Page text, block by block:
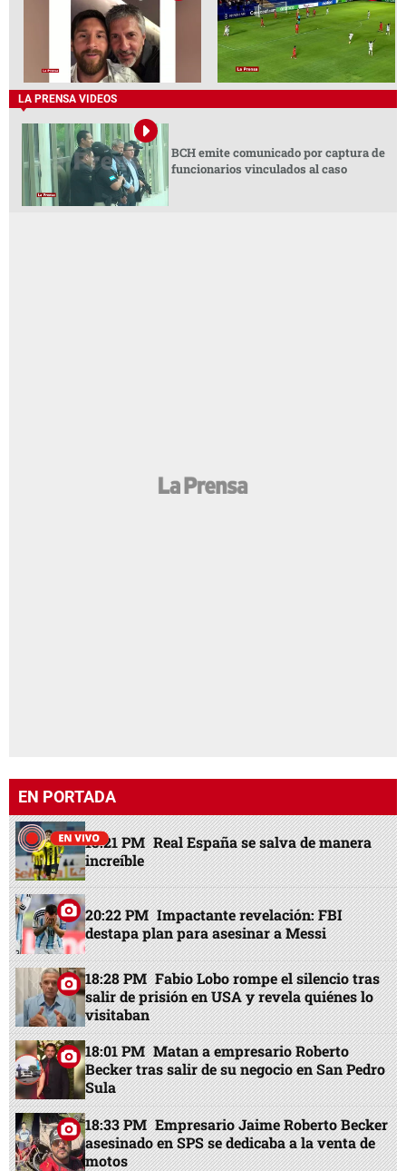
LA PRENSA VIDEOS
BCH emite comunicado por captura de
funcionarios vinculados al caso
EN PORTADA
15:21 PM Real España se salva de manera
increíble
20:22 PM Impactante revelación: FBI
destapa plan para asesinar a Messi
18:28 PM Fabio Lobo rompe el silencio tras
salir de prisión en USA y revela quiénes lo
visitaban
18:01 PM Matan a empresario Roberto
Becker tras salir de su negocio en San Pedro
Sula
18:33 PM Empresario Jaime Roberto Becker
asesinado en SPS se dedicaba a la venta de
motos